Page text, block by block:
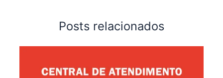
k
p
p
Posts relacionados